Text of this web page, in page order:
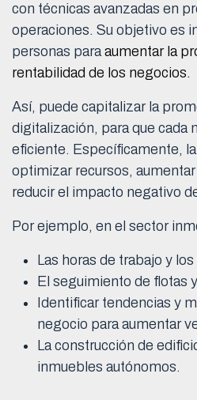
con técnicas avanzadas en
operaciones. Su objetivo es
personas paraaumentar la
rentabilidad de los negocios.
Así, puede capitalizar la
digitalización, para que cada
eficiente. Específicamente,
optimizar recursos,
reducir el impacto negativo
Por ejemplo, en el sector
Las horas de trabajo y
El seguimiento de flotas
Identificar tendencias y
negocio para aumentar
La construcción de
inmuebles autónomos.